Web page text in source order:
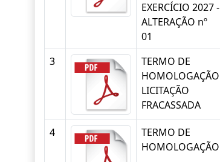
EXERCÍCIO 2027 -
ALTERAÇÃO nº
01
3
TERMO DE
HOMOLOGAÇÃO
LICITAÇÃO
FRACASSADA
4
TERMO DE
HOMOLOGAÇÃO